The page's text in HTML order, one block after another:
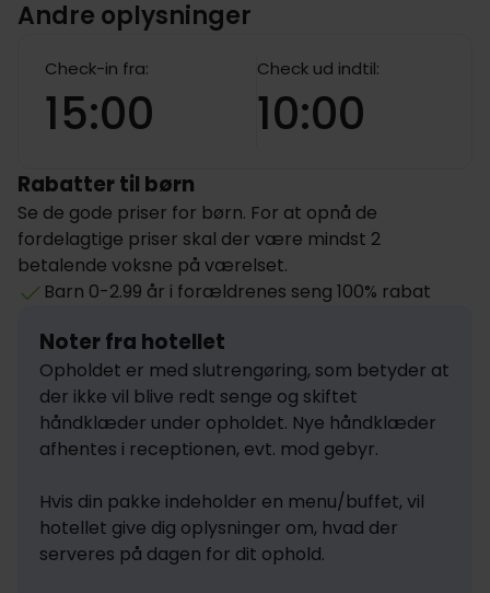
Andre oplysninger
Check-in fra:
15:00
Check ud indtil:
10:00
Rabatter til børn
Se de gode priser for børn. For at opnå de
fordelagtige priser skal der være mindst 2
betalende voksne på værelset.
Barn 0-2.99 år i forældrenes seng 100% rabat
Noter fra hotellet
Opholdet er med slutrengøring, som betyder at
der ikke vil blive redt senge og skiftet
håndklæder under opholdet. Nye håndklæder
afhentes i receptionen, evt. mod gebyr.
Hvis din pakke indeholder en menu/buffet, vil
hotellet give dig oplysninger om, hvad der
serveres på dagen for dit ophold.